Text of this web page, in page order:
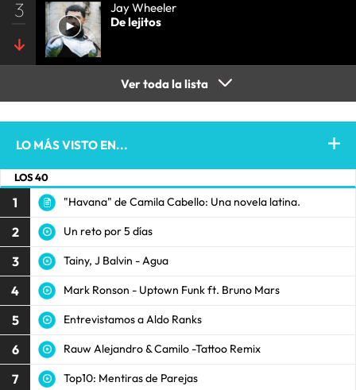
3
Jay Wheeler
De lejitos
Ver toda la lista
LO MÁS VISTO EN...
LOS 40
1 "Havana" de Camila Cabello: Una novela latina.
2 Un reto por 5 días
3 Tainy, J Balvin - Agua
4 Mark Ronson - Uptown Funk ft. Bruno Mars
5 Entrevistamos a Aldo Ranks
6 Rauw Alejandro & Camilo -Tattoo Remix
7 Top10: Mentiras de Parejas